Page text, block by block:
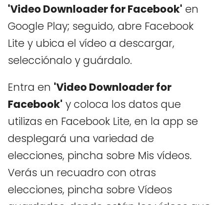
'Video Downloader for Facebook' en
Google Play; seguido, abre Facebook
Lite y ubica el vídeo a descargar,
selecciónalo y guárdalo.
Entra en 'Video Downloader for
Facebook' y coloca los datos que
utilizas en Facebook Lite, en la app se
desplegará una variedad de
elecciones, pincha sobre Mis vídeos.
Verás un recuadro con otras
elecciones, pincha sobre Vídeos